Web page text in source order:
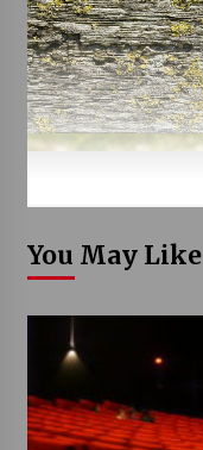
You May Like